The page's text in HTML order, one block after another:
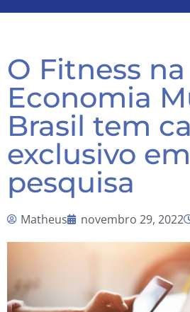
O Fitness na
Economia
Brasil tem
exclusivo em
pesquisa
Matheus novembro 29, 2022